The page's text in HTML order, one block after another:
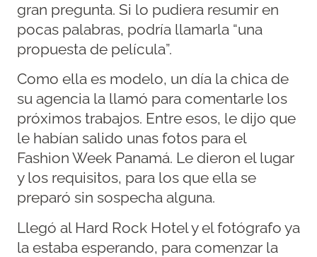
gran pregunta. Si lo pudiera resumir en
pocas palabras, podría llamarla “una
propuesta de película”.
Como ella es modelo, un día la chica de
su agencia la llamó para comentarle los
próximos trabajos. Entre esos, le dijo que
le habían salido unas fotos para el
Fashion Week Panamá. Le dieron el lugar
y los requisitos, para los que ella se
preparó sin sospecha alguna.
Llegó al Hard Rock Hotel y el fotógrafo ya
la estaba esperando, para comenzar la